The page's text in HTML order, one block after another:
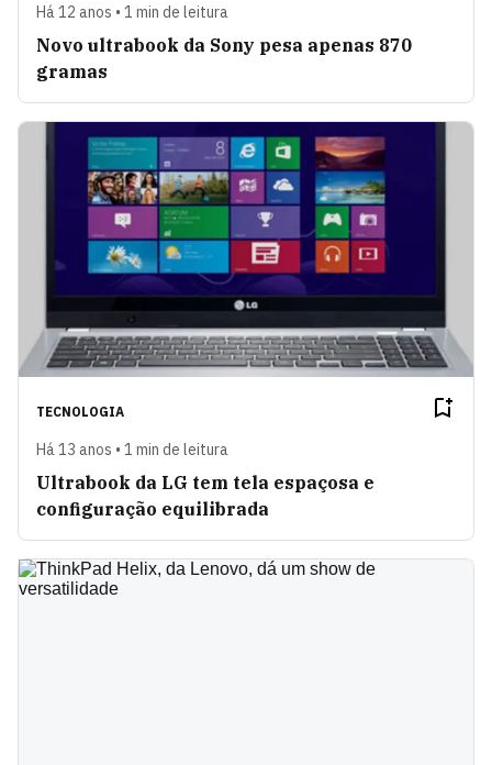
Há 12 anos • 1 min de leitura
Novo ultrabook da Sony pesa apenas 870
gramas
TECNOLOGIA
Há 13 anos • 1 min de leitura
Ultrabook da LG tem tela espaçosa e
configuração equilibrada